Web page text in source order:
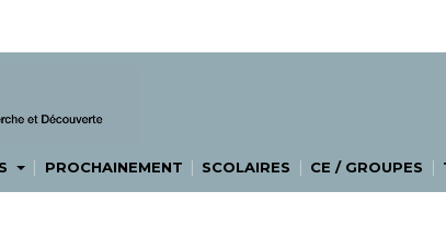
| PROCHAINEMENT | SCOLAIRES | CE / GROUPES |